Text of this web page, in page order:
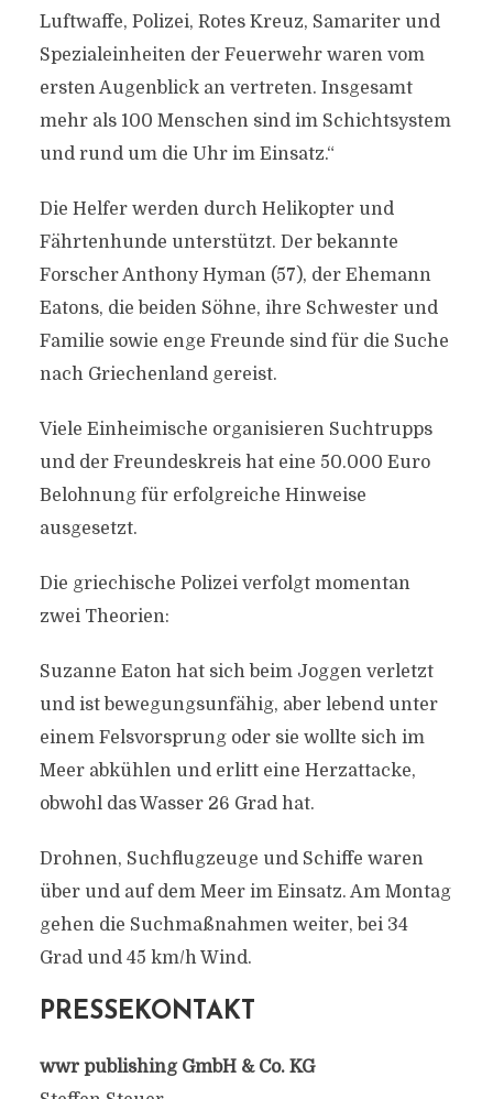
Luftwaffe, Polizei, Rotes Kreuz, Samariter und
Spezialeinheiten der Feuerwehr waren vom
ersten Augenblick an vertreten. Insgesamt
mehr als 100 Menschen sind im Schichtsystem
und rund um die Uhr im Einsatz.“
Die Helfer werden durch Helikopter und
Fährtenhunde unterstützt. Der bekannte
Forscher Anthony Hyman (57), der Ehemann
Eatons, die beiden Söhne, ihre Schwester und
Familie sowie enge Freunde sind für die Suche
nach Griechenland gereist.
Viele Einheimische organisieren Suchtrupps
und der Freundeskreis hat eine 50.000 Euro
Belohnung für erfolgreiche Hinweise
ausgesetzt.
Die griechische Polizei verfolgt momentan
zwei Theorien:
Suzanne Eaton hat sich beim Joggen verletzt
und ist bewegungsunfähig, aber lebend unter
einem Felsvorsprung oder sie wollte sich im
Meer abkühlen und erlitt eine Herzattacke,
obwohl das Wasser 26 Grad hat.
Drohnen, Suchflugzeuge und Schiffe waren
über und auf dem Meer im Einsatz. Am Montag
gehen die Suchmaßnahmen weiter, bei 34
Grad und 45 km/h Wind.
PRESSEKONTAKT
wwr publishing GmbH & Co. KG